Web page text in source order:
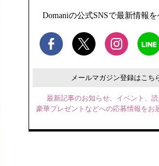
Domaniの公式SNSで最新情報を
メールマガジン登録はこち
最新記事のお知らせ、イベント、読
豪華プレゼントなどへの応募情報をお